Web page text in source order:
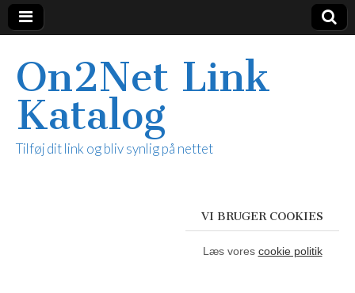
On2Net Link
Katalog
Tilføj dit link og bliv synlig på nettet
VI BRUGER COOKIES
Læs vores cookie politik